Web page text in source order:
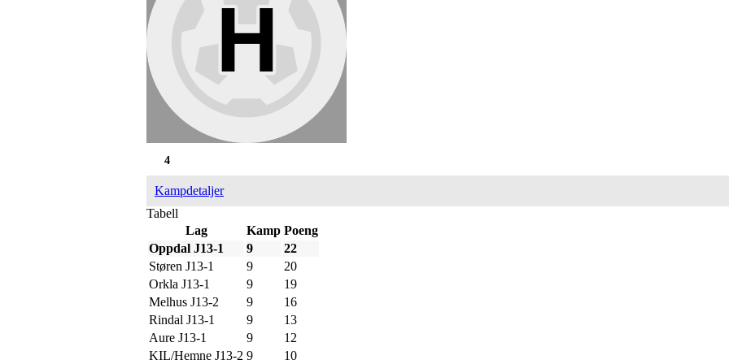
4
Kampdetaljer
Tabell
Lag
Kamp Poeng
Oppdal J13-1
9
22
Støren J13-1
9
20
Orkla J13-1
9
19
Melhus J13-2
9
16
Rindal J13-1
9
13
Aure J13-1
9
12
KIL/Hemne J13-2 9 10